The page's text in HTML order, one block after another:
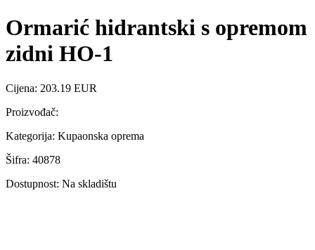
Ormarić hidrantski s opremom
zidni HO-1
Cijena: 203.19 EUR
Proizvođač:
Kategorija: Kupaonska oprema
Šifra: 40878
Dostupnost: Na skladištu